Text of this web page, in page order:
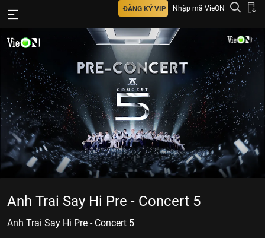
ĐĂNG KÝ VIP Nhập mã VieON
Anh Trai Say Hi Pre - Concert 5
Anh Trai Say Hi Pre - Concert 5